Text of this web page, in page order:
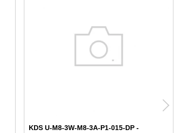
KDS U-M8-3W-M8-3A-P1-015-DP -